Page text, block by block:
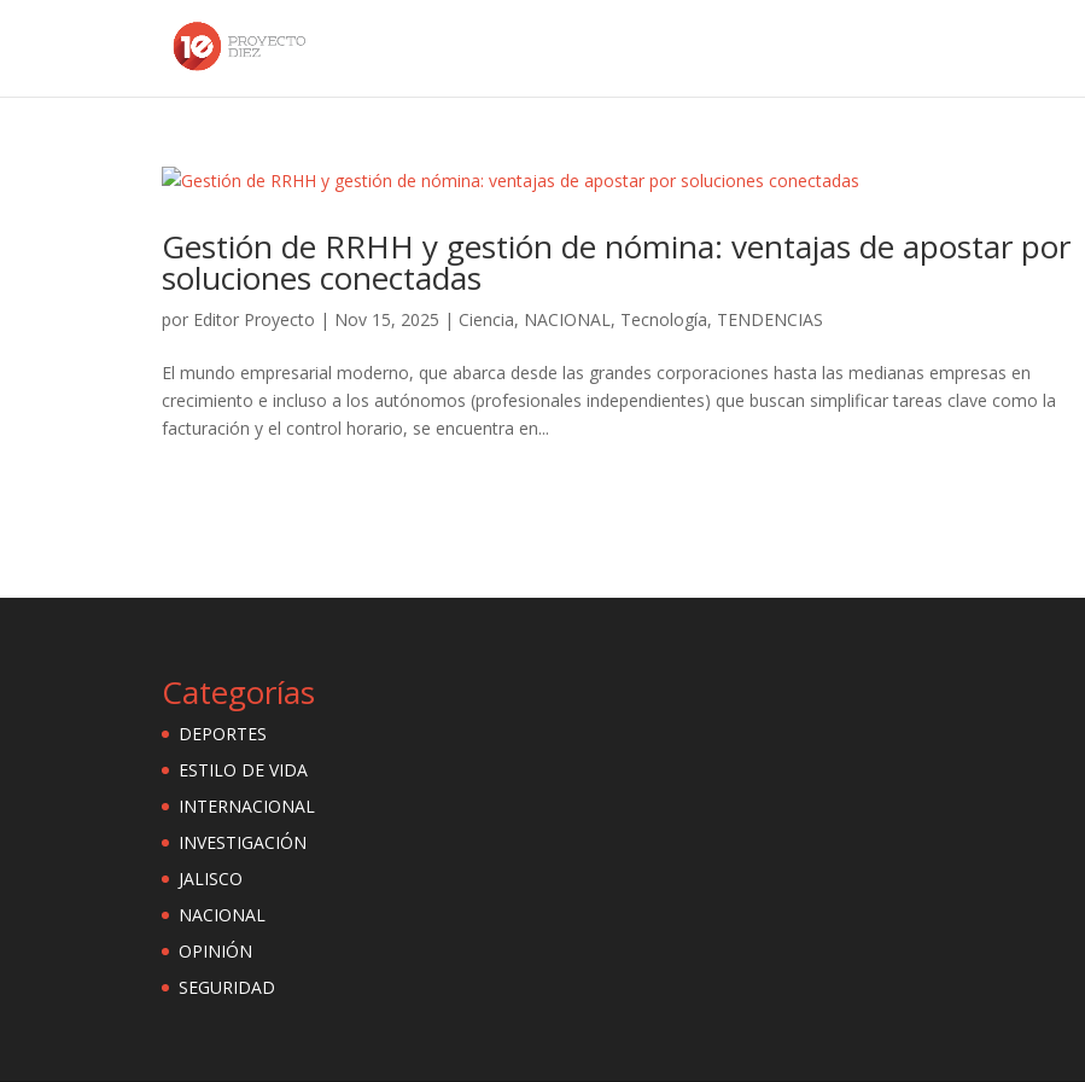
Gestión de RRHH y gestión de nómina: ventajas de apostar por
soluciones conectadas
por Editor Proyecto | Nov 15, 2025 | Ciencia, NACIONAL, Tecnología, TENDENCIAS
El mundo empresarial moderno, que abarca desde las grandes corporaciones hasta las medianas empresas en
crecimiento e incluso a los autónomos (profesionales independientes) que buscan simplificar tareas clave como la
facturación y el control horario, se encuentra en...
Categorías
DEPORTES
ESTILO DE VIDA
INTERNACIONAL
INVESTIGACIÓN
JALISCO
NACIONAL
OPINIÓN
SEGURIDAD